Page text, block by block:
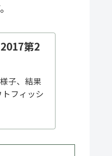
第2
子、結果
フィッシ